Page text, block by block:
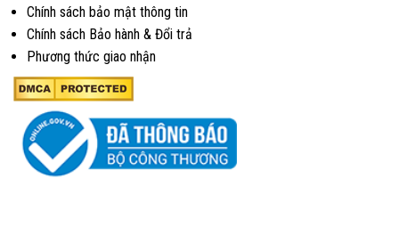
Chính sách bảo mật thông tin
Chính sách Bảo hành & Đổi trả
Phương thức giao nhận